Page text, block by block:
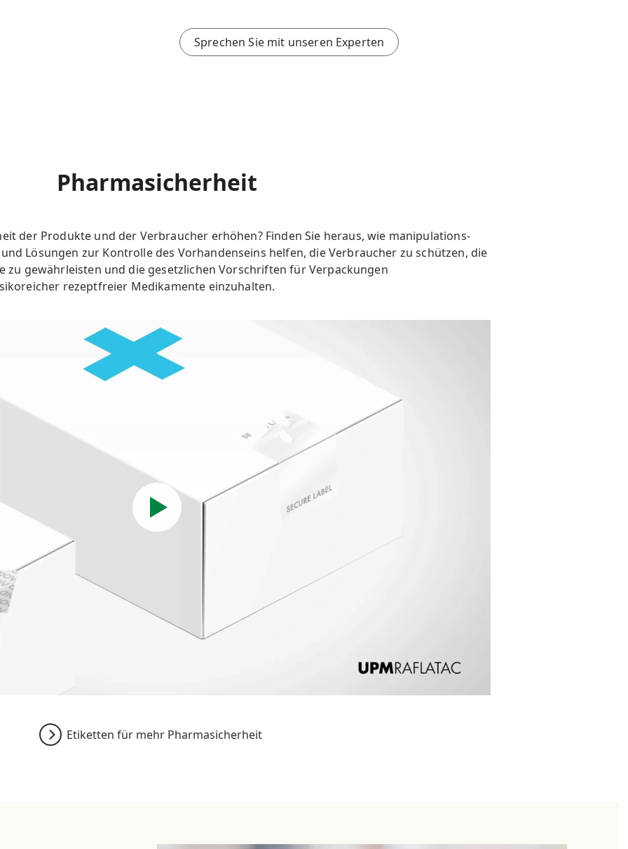
Sprechen Sie mit unseren Experten
Pharmasicherheit
der Produkte und der Verbraucher erhöhen? Finden Sie heraus, wie manipulations-
Lösungen zur Kontrolle des Vorhandenseins helfen, die Verbraucher zu schützen, die
zu gewährleisten und die gesetzlichen Vorschriften für Verpackungen
rezeptfreier Medikamente einzuhalten.
Etiketten für mehr Pharmasicherheit